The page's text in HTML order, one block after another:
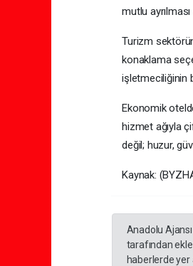
mutlu
Turizm
konaklama
işletmeciliğinin
Ekonomik
hizmet ağıyla
değil; huzur,
Kaynak:
Anadolu
tarafından
haberlerde